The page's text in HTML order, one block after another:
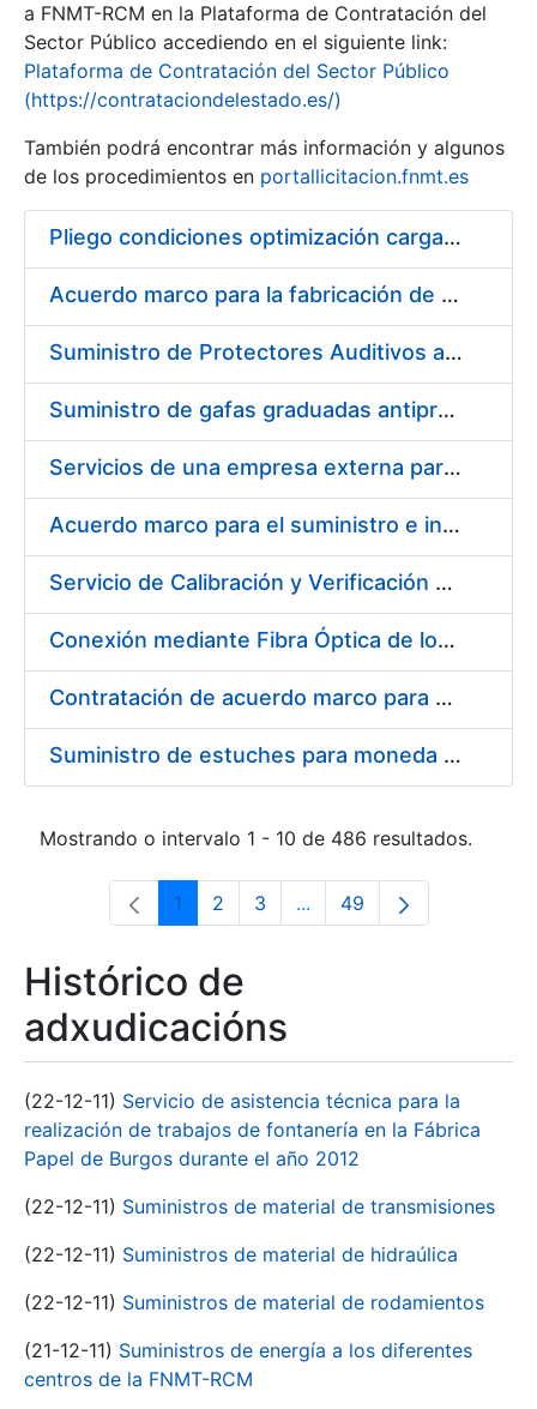
Mostrar/Ocultar
a FNMT-RCM en la Plataforma de Contratación del
Sector Público accediendo en el siguiente link:
Plataforma de Contratación del Sector Público
(https://contrataciondelestado.es/)
También podrá encontrar más información y algunos
de los procedimientos en portallicitacion.fnmt.es
Pliego condiciones optimización cargas compras firmado
Acuerdo marco para la fabricación de piezas
Suministro de Protectores Auditivos a medida para las personas trabajadoras de los Centros de Trabajo de Madrid y Burgos
Suministro de gafas graduadas antiproyecciones para los trabajadores de la FNMT-RCM en los centros de trabajo de Madrid y Burgos
Servicios de una empresa externa para el asesoramiento y resolución de los recursos de alzada que se presentan relacionados con procesos de selección para la FNMT-RCM
Acuerdo marco para el suministro e instalación de persianas, estores y otros complementos
Servicio de Calibración y Verificación Externa de los Equipos de Medición del Servicio de Prevención de la FNMT-RCM
Conexión mediante Fibra Óptica de los Centros de Proceso de Datos (CPDs) de las sedes de la FNMT-RCM de Burgos y Madrid
Contratación de acuerdo marco para el Suministro de Material de Electricidad para la Fábrica Nacional de Moneda y Timbre-Real Casa de la Moneda en su centro de trabajo de Burgos
Suministro de estuches para moneda de 30 €
Mostrando o intervalo 1 - 10 de 486 resultados.
Páxina
1 Páxina
2 Páxina
3 ...Páxinas intermedias Use
Páxina
49
Histórico de
adxudicacións
(22-12-11) Servicio de asistencia técnica para la
realización de trabajos de fontanería en la Fábrica
Papel de Burgos durante el año 2012
(22-12-11) Suministros de material de transmisiones
(22-12-11) Suministros de material de hidraúlica
(22-12-11) Suministros de material de rodamientos
(21-12-11) Suministros de energía a los diferentes
centros de la FNMT-RCM